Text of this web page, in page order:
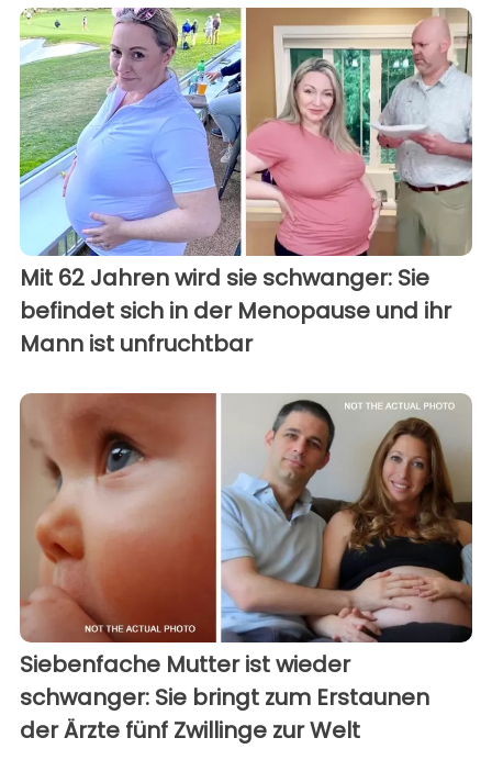
Mit 62 Jahren wird sie schwanger: Sie
befindet sich in der Menopause und ihr
Mann ist unfruchtbar
Siebenfache Mutter ist wieder
schwanger: Sie bringt zum Erstaunen
der Ärzte fünf Zwillinge zur Welt